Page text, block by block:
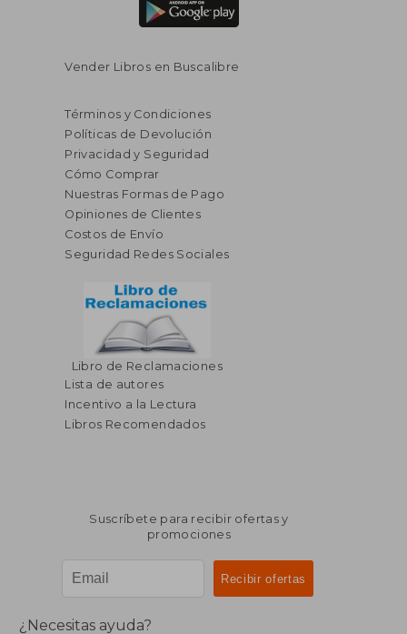
Vender Libros en Buscalibre
Términos y Condiciones
Políticas de Devolución
Privacidad y Seguridad
Cómo Comprar
Nuestras Formas de Pago
Opiniones de Clientes
Costos de Envío
Seguridad Redes Sociales
Libro de Reclamaciones
Lista de autores
Incentivo a la Lectura
Libros Recomendados
Suscríbete para recibir ofertas y
promociones
¿Necesitas ayuda?